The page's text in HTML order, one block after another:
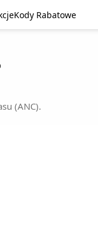
Kody Rabatowe
(ANC).